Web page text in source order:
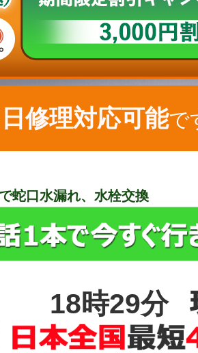
修理対応可能で
蛇口水漏れ、水栓交換
18時29分